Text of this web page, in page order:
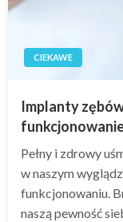
CIEKAWE
Implanty
Pełny i zdrowy
w naszym
funkcjonowaniu.
naszą pewność